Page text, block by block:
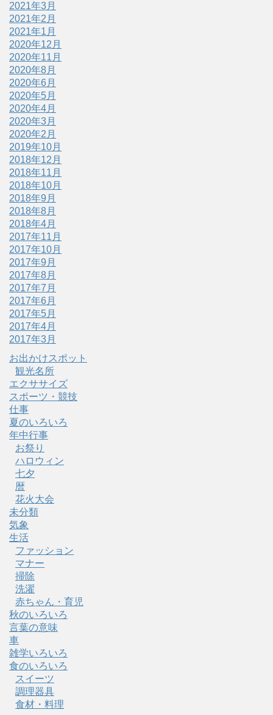
2021年3月
2021年2月
2021年1月
2020年12月
2020年11月
2020年8月
2020年6月
2020年5月
2020年4月
2020年3月
2020年2月
2019年10月
2018年12月
2018年11月
2018年10月
2018年9月
2018年8月
2018年4月
2017年11月
2017年10月
2017年9月
2017年8月
2017年7月
2017年6月
2017年5月
2017年4月
2017年3月
お出かけスポット
観光名所
エクササイズ
スポーツ・競技
仕事
夏のいろいろ
年中行事
お祭り
ハロウィン
七夕
暦
花火大会
未分類
気象
生活
ファッション
マナー
掃除
洗濯
赤ちゃん・育児
秋のいろいろ
言葉の意味
車
雑学いろいろ
食のいろいろ
スイーツ
調理器具
食材・料理